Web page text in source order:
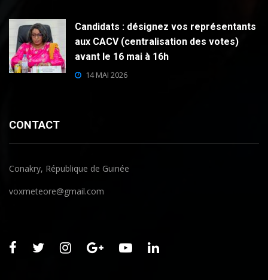
Candidats : désignez vos représentants
aux CACV (centralisation des votes)
avant le 16 mai à 16h
14 MAI 2026
CONTACT
Conakry, République de Guinée
voxmeteore@gmail.com